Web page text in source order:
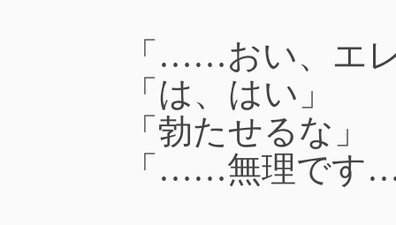
「……おい、エ
「は、はい」
「勃たせるな」
「……無理です